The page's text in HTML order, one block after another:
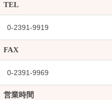
TEL
0-2391-9919
FAX
0-2391-9969
営業時間